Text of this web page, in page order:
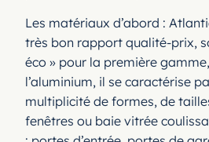
Les matériaux d’abord :
très bon rapport qualité-prix,
éco » pour la première
l’aluminium, il se caractérise
multiplicité de formes, de
fenêtres ou baie vitrée